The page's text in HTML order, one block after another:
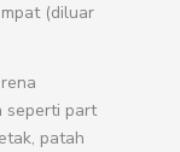
(diluar
seperti part
patah